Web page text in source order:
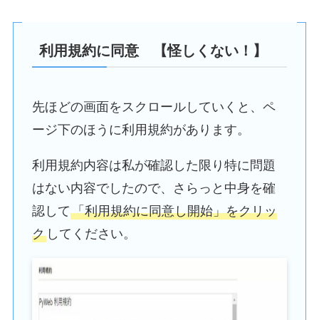
利用規約に同意 【怪しくない！】
先ほどの画面をスクロールしていくと、ペ
ージ下のほうに利用規約があります。
利用規約内容は私が確認した限り特に問題
はない内容でしたので、さらっと中身を確
認して「利用規約に同意し開始」をクリッ
クしてください。